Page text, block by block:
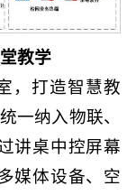
教学
，打造智慧教
一纳入物联、
讲桌中控屏幕
媒体设备、空